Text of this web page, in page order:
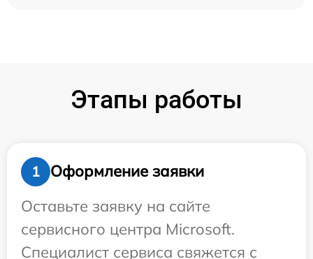
Этапы работы
1
Оформление заявки
Оставьте заявку на сайте
сервисного центра Microsoft.
Специалист сервиса свяжется с